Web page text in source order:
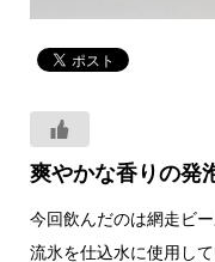
爽やかな香りの発
今回飲んだのは網走ビ
流氷を仕込水に使用し